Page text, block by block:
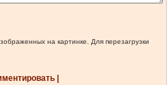
на картинке. Для перезагрузки
|